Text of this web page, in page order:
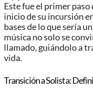
Este fue el primer paso
inicio de su incursión
bases de lo que sería
música no solo se
llamado, guiándolo a
vida.
Transición a Solista: